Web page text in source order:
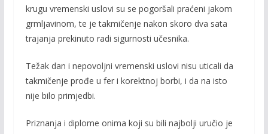
krugu vremenski uslovi su se pogoršali praćeni jakom
grmljavinom, te je takmičenje nakon skoro dva sata
trajanja prekinuto radi sigurnosti učesnika.
Težak dan i nepovoljni vremenski uslovi nisu uticali da
takmičenje prođe u fer i korektnoj borbi, i da na isto
nije bilo primjedbi.
Priznanja i diplome onima koji su bili najbolji uručio je